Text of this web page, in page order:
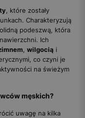
, które zostały
Charakteryzują
podeszwą, która
Ich
wilgocią i
co czyni je
na świeżym
męskich?
uwagę na kilka